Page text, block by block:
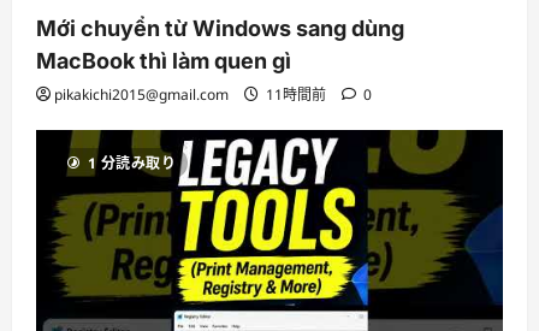
Mới chuyển từ Windows sang dùng
MacBook thì làm quen gì
pikakichi2015@gmail.com 11時間前 0
1 分読み取り